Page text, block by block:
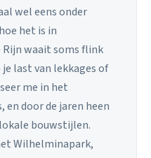
wel eens onder
het is in
Rijn waait soms flink
last van lekkages of
me in het
en door de jaren heen
bouwstijlen.
Wilhelminapark,